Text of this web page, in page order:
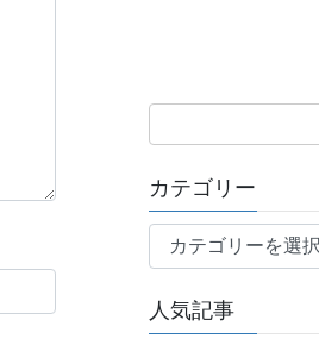
カテゴリー
テ
リ
人気記事